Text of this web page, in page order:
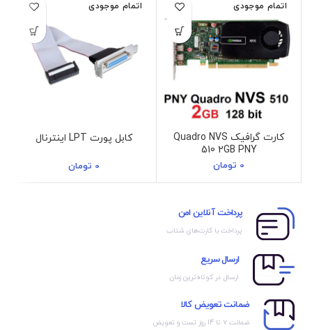
اتمام موجودی
کارت گرافیک Quadro NVS
510 2GB PNY
0 تومان
اتمام موجودی
کابل پورت LPT اینترنال
0 تومان
پرداخت آنلاین امن
پرداخت با کارت‌های شتاب
ارسال سریع
ارسال در کوتاه‌ترین زمان
ضمانت تعویض کالا
ضمانت ۷ تا 14 روز تست و تعویض